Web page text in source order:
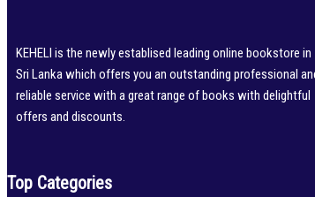
KEHELI is the newly establised leading online bookstore in
Sri Lanka which offers you an outstanding professional
reliable service with a great range of books with delightful
offers and discounts.
Top Categories